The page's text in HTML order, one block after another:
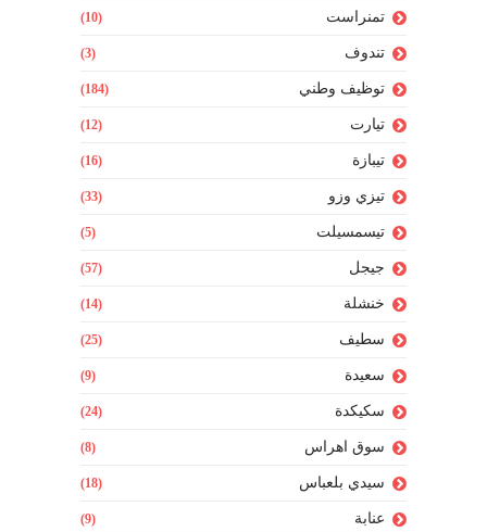
تمنراست (10)
تندوف (3)
توظيف وطني (184)
تيارت (12)
تيبازة (16)
تيزي وزو (33)
تيسمسيلت (5)
جيجل (57)
خنشلة (14)
سطيف (25)
سعيدة (9)
سكيكدة (24)
سوق اهراس (8)
سيدي بلعباس (18)
عنابة (9)